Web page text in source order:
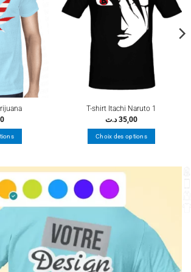
T-shirt Itachi Naruto 1
35,00 د.ت
Choix des options
a
Les
options
choisies